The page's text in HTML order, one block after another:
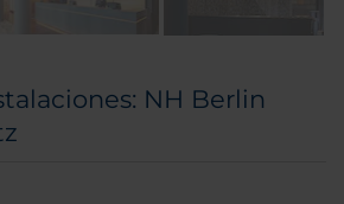
NH Berlin